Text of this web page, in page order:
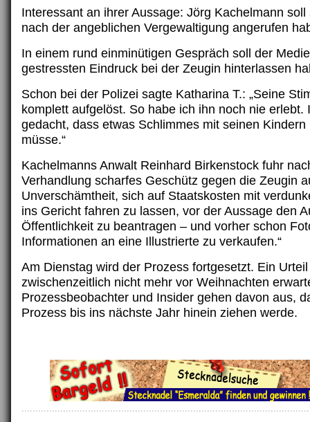
Interessant an ihrer Aussage: Jörg Kachelmann soll
nach der angeblichen Vergewaltigung angerufen
In einem rund einminütigen Gespräch soll der
gestressten Eindruck bei der Zeugin hinterlassen
Schon bei der Polizei sagte Katharina T.: „Seine
komplett aufgelöst. So habe ich ihn noch nie erlebt.
gedacht, dass etwas Schlimmes mit seinen Kindern
müsse.“
Kachelmanns Anwalt Reinhard Birkenstock fuhr
Verhandlung scharfes Geschütz gegen die Zeugin
Unverschämtheit, sich auf Staatskosten mit
ins Gericht fahren zu lassen, vor der Aussage den
Öffentlichkeit zu beantragen – und vorher schon
Informationen an eine Illustrierte zu verkaufen.“
Am Dienstag wird der Prozess fortgesetzt. Ein
zwischenzeitlich nicht mehr vor Weihnachten
Prozessbeobachter und Insider gehen davon aus,
Prozess bis ins nächste Jahr hinein ziehen werde.